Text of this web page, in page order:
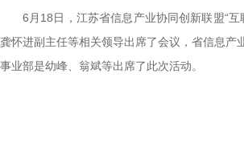
6 月 18日，江苏省信息产业协同创新联盟“互
龚怀进副主任等相关领导出席了会议，省信息
事业部是幼峰、翁斌等出席了此次活动。